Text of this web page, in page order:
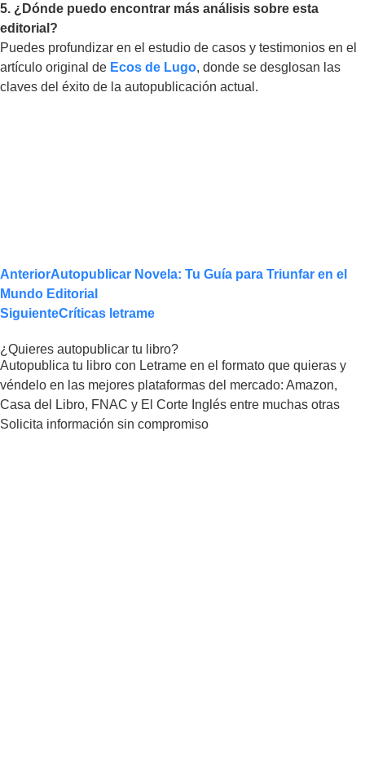
5. ¿Dónde puedo encontrar más análisis sobre esta
editorial?
Puedes profundizar en el estudio de casos y testimonios en el
artículo original de Ecos de Lugo, donde se desglosan las
claves del éxito de la autopublicación actual.
AnteriorAutopublicar Novela: Tu Guía para Triunfar en el
Mundo Editorial
SiguienteCríticas letrame
¿Quieres autopublicar tu libro?
Autopublica tu libro con Letrame en el formato que quieras y
véndelo en las mejores plataformas del mercado: Amazon,
Casa del Libro, FNAC y El Corte Inglés entre muchas otras
Solicita información sin compromiso